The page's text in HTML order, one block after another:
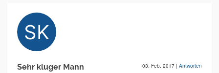
Sehr kluger Mann 03. Feb. 2017 | Antworten